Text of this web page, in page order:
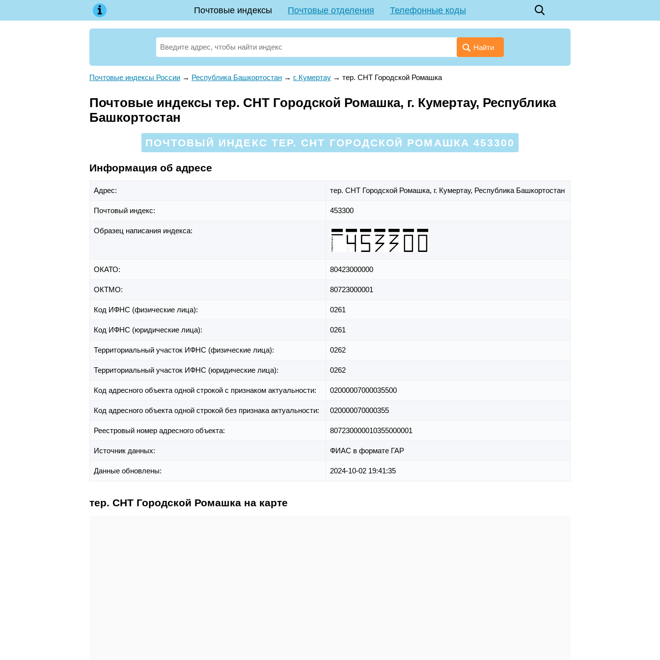
Почтовые индексы Почтовые отделения Телефонные коды
Найти
Почтовые индексы России → Республика Башкортостан → г. Кумертау → тер. СНТ Городской Ромашка
Почтовые индексы тер. СНТ Городской Ромашка, г. Кумертау, Республика
Башкортостан
ПОЧТОВЫЙ ИНДЕКС ТЕР. СНТ ГОРОДСКОЙ РОМАШКА 453300
Информация об адресе
Адрес: тер. СНТ Городской Ромашка, г. Кумертау, Республика Башкортостан
Почтовый индекс: 453300
Образец написания индекса:
ОКАТО: 80423000000
ОКТМО: 80723000001
Код ИФНС (физические лица): 0261
Код ИФНС (юридические лица): 0261
Территориальный участок ИФНС (физические лица): 0262
Территориальный участок ИФНС (юридические лица): 0262
Код адресного объекта одной строкой с признаком актуальности: 02000007000035500
Код адресного объекта одной строкой без признака актуальности: 020000070000355
Реестровый номер адресного объекта: 807230000010355000001
Источник данных: ФИАС в формате ГАР
Данные обновлены: 2024-10-02 19:41:35
тер. СНТ Городской Ромашка на карте